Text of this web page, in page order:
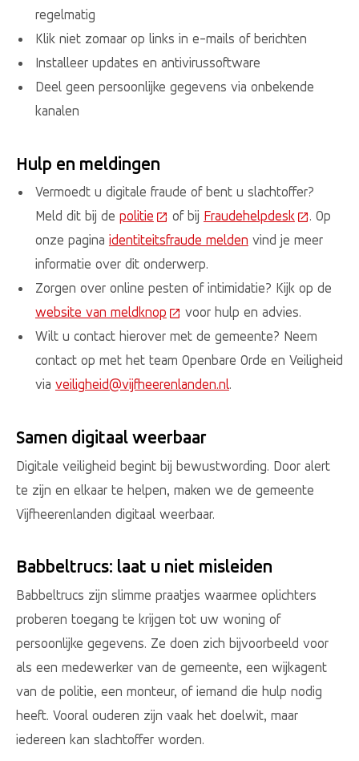
regelmatig
Klik niet zomaar op links in e-mails of berichten
Installeer updates en antivirussoftware
Deel geen persoonlijke gegevens via onbekende
kanalen
Hulp en meldingen
Vermoedt u digitale fraude of bent u slachtoffer?
Meld dit bij de politie (Deze link gaat naar een externe
of bij Fraudehelpdesk(Deze link
. Op
onze pagina identiteitsfraude melden vind je meer
informatie over dit onderwerp.
Zorgen over online pesten of intimidatie? Kijk op de
website van meldknop (Deze link gaat naar een
voor hulp en advies.
Wilt u contact hierover met de gemeente? Neem
contact op met het team Openbare Orde en Veiligheid
via veiligheid@vijfheerenlanden.nl.
Samen digitaal weerbaar
Digitale veiligheid begint bij bewustwording. Door alert
te zijn en elkaar te helpen, maken we de gemeente
Vijfheerenlanden digitaal weerbaar.
Babbeltrucs: laat u niet misleiden
Babbeltrucs zijn slimme praatjes waarmee oplichters
proberen toegang te krijgen tot uw woning of
persoonlijke gegevens. Ze doen zich bijvoorbeeld voor
als een medewerker van de gemeente, een wijkagent
van de politie, een monteur, of iemand die hulp nodig
heeft. Vooral ouderen zijn vaak het doelwit, maar
iedereen kan slachtoffer worden.